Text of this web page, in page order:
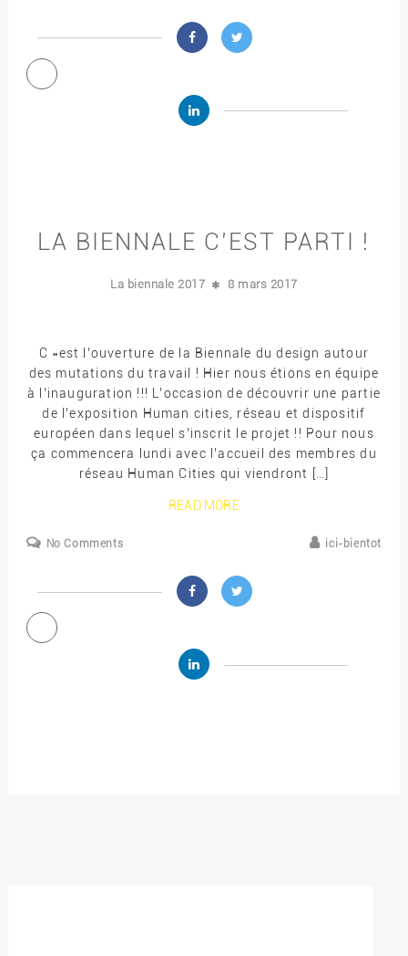
LA BIENNALE C’EST PARTI !
La biennale 2017 8 mars 2017
C »est l’ouverture de la Biennale du design autour
des mutations du travail ! Hier nous étions en équipe
à l’inauguration !!! L’occasion de découvrir une partie
de l’exposition Human cities, réseau et dispositif
européen dans lequel s’inscrit le projet !! Pour nous
ça commencera lundi avec l’accueil des membres du
réseau Human Cities qui viendront […]
READ MORE
No Comments ici-bientot